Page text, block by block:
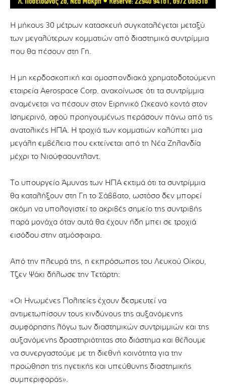
Η μήκους 30 μέτρων κατασκευή συγκαταλέγεται μεταξύ
των μεγαλύτερων κομματιών από διαστημικά συντρίμμια
που θα πέσoυν στη Γη.
Η μη κερδοσκοπική και ομοσπονδιακά χρηματοδοτούμενη
εταιρεία Aerospace Corp. ανακοίνωσε ότι τα συντρίμμια
αναμένεται να πέσουν στον Ειρηνικό Ωκεανό κοντά στον
Ισημερινό, αφού προηγουμένως περάσουν πάνω από τις
ανατολικές ΗΠΑ. Η τροχιά των κομματιών καλύπτει μια
μεγάλη εμβέλεια που εκτείνεται από τη Νέα Ζηλανδία
μέχρι το Νιούφαουντλαντ.
Το υπουργείο Άμυνας των ΗΠΑ εκτιμά ότι τα συντρίμμια
θα καταλήξουν στη Γη το Σάββατο, ωστόσο δεν μπορεί
ακόμη να υπολογιστεί το ακριβές σημείο της συντριβής
παρά μονάχα όταν αυτά θα έχουν ήδη μπει σε τροχιά
εισόδου στην ατμόσφαιρα.
Από την πλευρά της, η εκπρόσωπος του Λευκού Οίκου,
Τζεν Ψάκι δήλωσε την Τετάρτη:
«Οι Ηνωμένες Πολιτείες έχουν δεσμευτεί να
αντιμετωπίσουν τους κινδύνους της αυξανόμενης
συμφόρησης λόγω των διαστημικών συντριμμιών και της
αυξανόμενης δραστηριότητας στο διάστημα και θέλουμε
να συνεργαστούμε με τη διεθνή κοινότητα για την
προώθηση της ηγετικής και υπεύθυνης διαστημικής
συμπεριφοράς».